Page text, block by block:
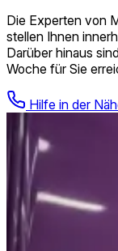
Die Experten von
stellen Ihnen
Darüber hinaus
Woche für Sie
Hilfe in der